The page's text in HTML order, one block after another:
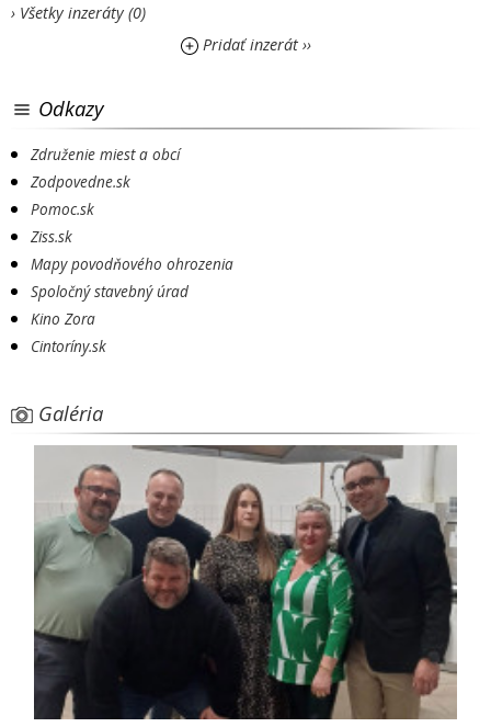
› Všetky inzeráty (0)
Pridať inzerát ››
Odkazy
Združenie miest a obcí
Zodpovedne.sk
Pomoc.sk
Ziss.sk
Mapy povodňového ohrozenia
Spoločný stavebný úrad
Kino Zora
Cintoríny.sk
Galéria